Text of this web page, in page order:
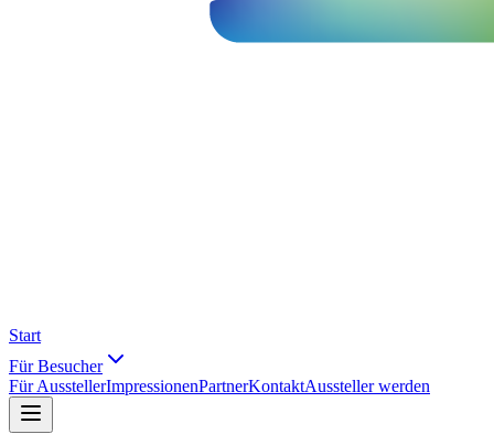
Start
Für Besucher
Für AusstellerImpressionenPartnerKontaktAussteller werden